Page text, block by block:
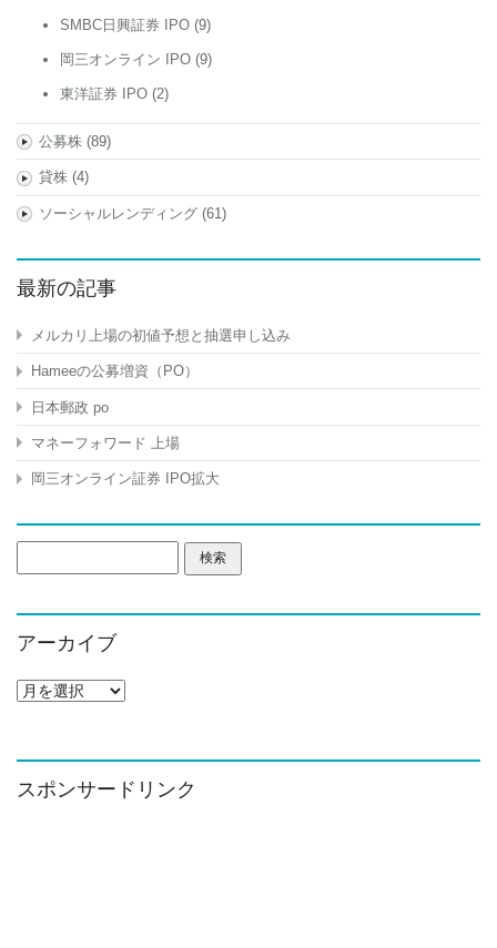
SMBC日興証券 IPO (9)
岡三オンライン IPO (9)
東洋証券 IPO (2)
公募株(89)
貸株(4)
ソーシャルレンディング(61)
最新の記事
メルカリ上場の初値予想と抽選申し込み
Hameeの公募増資（PO）
日本郵政 po
マネーフォワード 上場
岡三オンライン証券 IPO拡大
索:
アーカイブ
ア
イ
ブ
スポンサードリンク